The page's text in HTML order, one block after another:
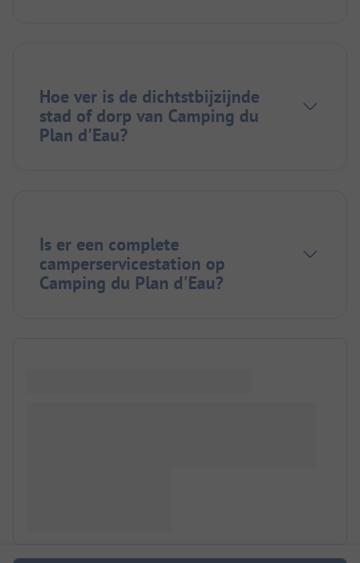
Hoe ver is de dichtstbijzijnde
stad of dorp van Camping du
Plan d'Eau?
Is er een complete
camperservicestation op
Camping du Plan d'Eau?